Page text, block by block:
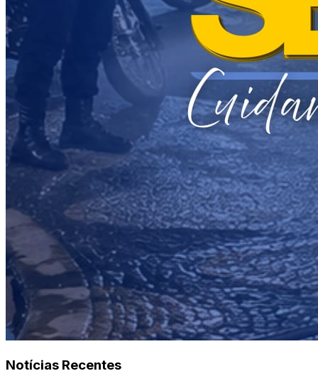
Notícias Recentes